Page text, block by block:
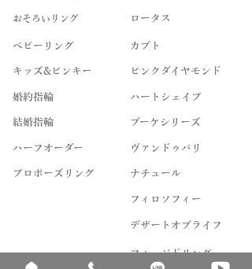
​おそろいリング ロータス
ベビーリング カブト
キッズ&ピンキー ピンクダイヤモンド
婚約指輪 ハートシェイプ
結婚指輪 ブーケシリーズ
​ハーフオーダー ヴァンドゥパリ
プロポーズリング ​ナチュール
フィロソフィー
デザートオブライフ
フォージドリング